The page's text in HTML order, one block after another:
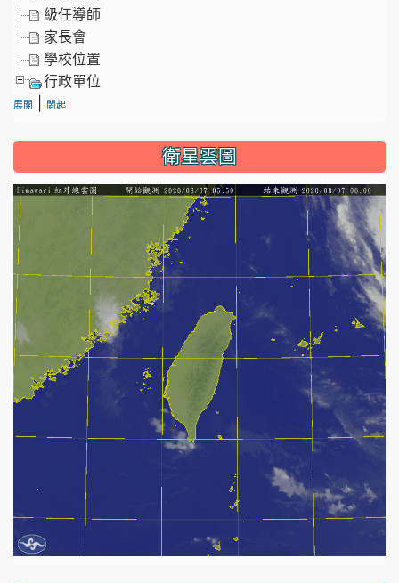
級任導師
家長會
學校位置
行政單位
展開 闔起
衛星雲圖